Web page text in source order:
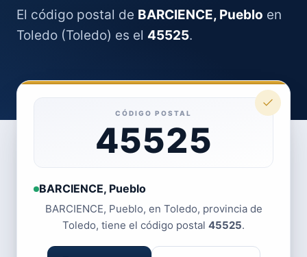
El código postal de BARCIENCE, Pueblo en
Toledo (Toledo) es el 45525.
CÓDIGO POSTAL
45525
BARCIENCE, Pueblo
BARCIENCE, Pueblo, en Toledo, provincia de
Toledo, tiene el código postal 45525.